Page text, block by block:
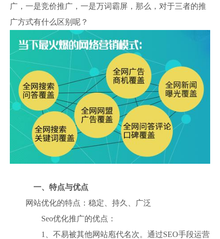
广，一是竞价推广，一是万词霸屏，那么，对于三者的推
广方式有什么区别呢？
一、特点与优点
网站优化的特点：稳定、持久、广泛
Seo优化推广的优点：
1、不易被其他网站庖代名次。通过SEO手段运营